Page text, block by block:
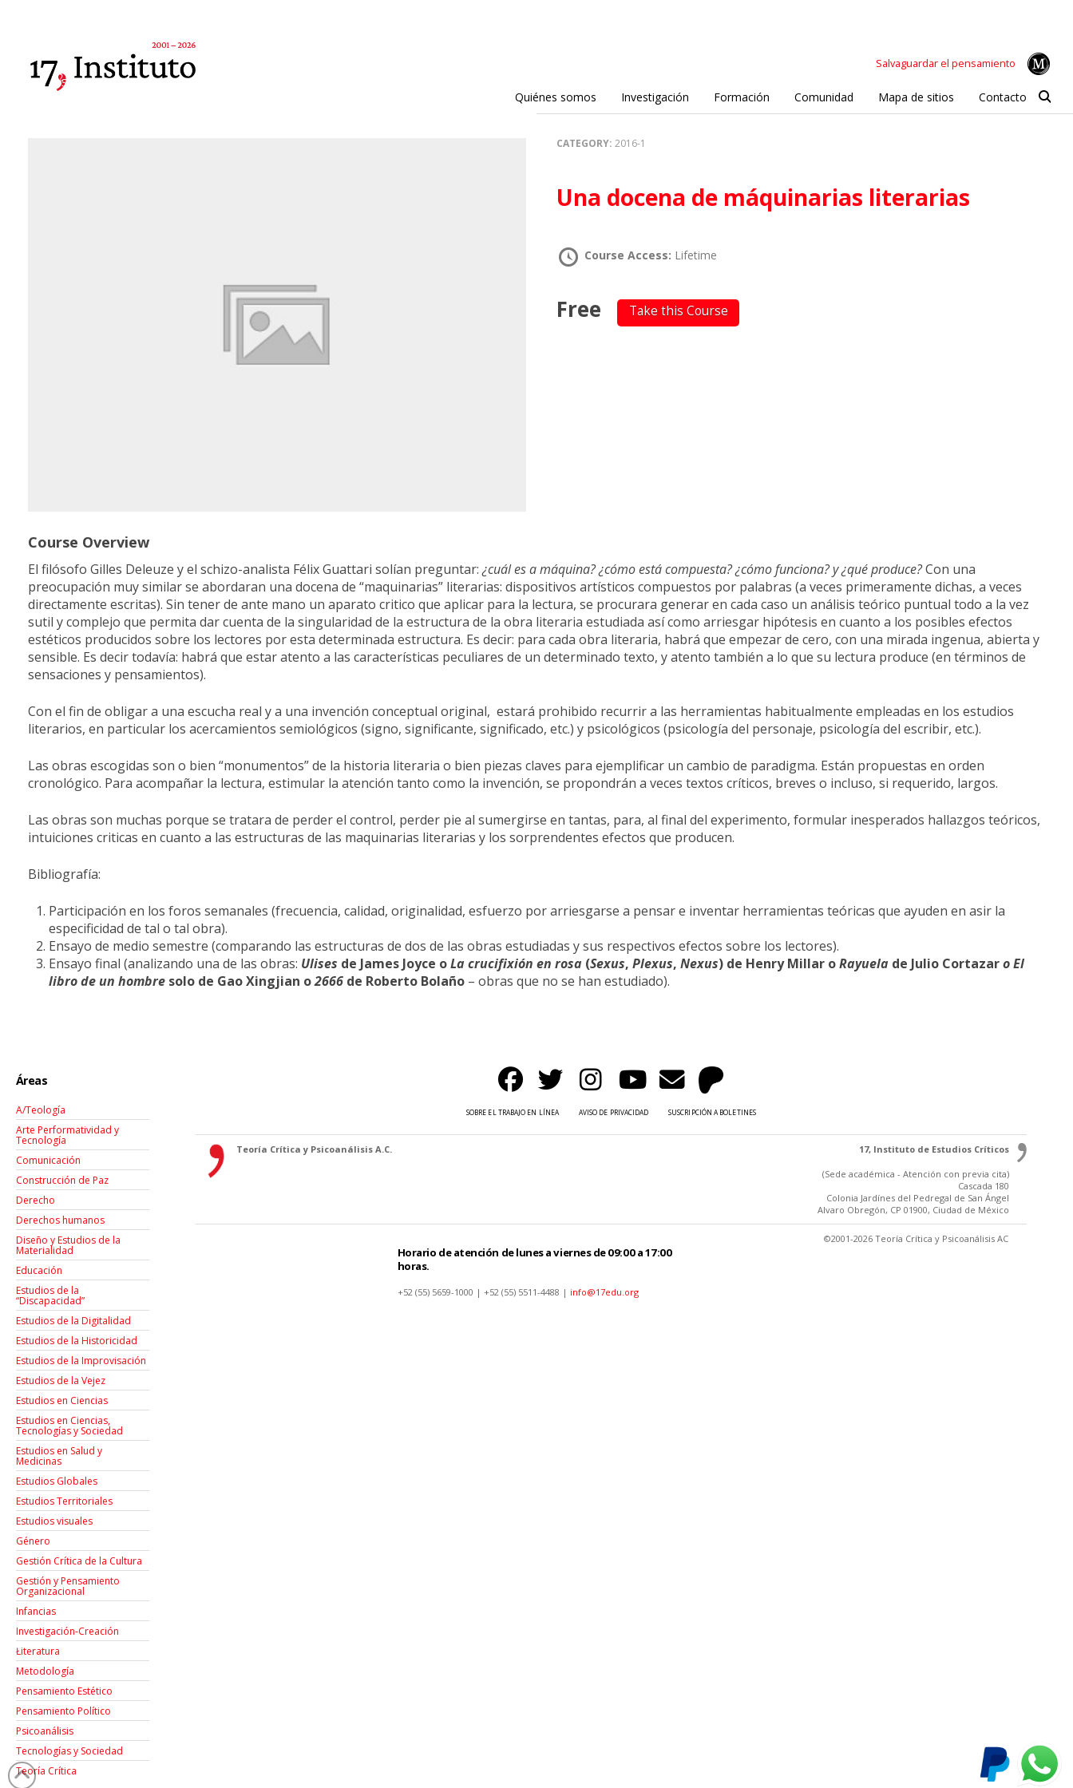
Salvaguardar el pensamiento
Quiénes somos Investigación Formación Comunidad Mapa de sitios Contacto
CATEGORY:2016-1
Una docena de máquinarias literarias
Course Access: Lifetime
Free Take this Course
Course Overview
El filósofo Gilles Deleuze y el schizo-analista Félix Guattari solían preguntar:¿cuál es a máquina? ¿cómo está compuesta? ¿cómo funciona? y ¿qué produce?Con una
preocupación muy similar se abordaran una docena de “maquinarias” literarias: dispositivos artísticos compuestos por palabras (a veces primeramente dichas, a veces
directamente escritas). Sin tener de ante mano un aparato critico que aplicar para la lectura, se procurara generar en cada caso un análisis teórico puntual todo a la vez
sutil y complejo que permita dar cuenta de la singularidad de la estructura de la obra literaria estudiada así como arriesgar hipótesis en cuanto a los posibles efectos
estéticos producidos sobre los lectores por esta determinada estructura. Es decir: para cada obra literaria, habrá que empezar de cero, con una mirada ingenua, abierta y
sensible. Es decir todavía: habrá que estar atento a las características peculiares de un determinado texto, y atento también a lo que su lectura produce (en términos de
sensaciones y pensamientos).
Con el fin de obligar a una escucha real y a una invención conceptual original, estará prohibido recurrir a las herramientas habitualmente empleadas en los estudios
literarios, en particular los acercamientos semiológicos (signo, significante, significado, etc.) y psicológicos (psicología del personaje, psicología del escribir, etc.).
Las obras escogidas son o bien “monumentos” de la historia literaria o bien piezas claves para ejemplificar un cambio de paradigma. Están propuestas en orden
cronológico. Para acompañar la lectura, estimular la atención tanto como la invención, se propondrán a veces textos críticos, breves o incluso, si requerido, largos.
Las obras son muchas porque se tratara de perder el control, perder pie al sumergirse en tantas, para, al final del experimento, formular inesperados hallazgos teóricos,
intuiciones criticas en cuanto a las estructuras de las maquinarias literarias y los sorprendentes efectos que producen.
Bibliografía:
Participación en los foros semanales (frecuencia, calidad, originalidad, esfuerzo por arriesgarse a pensar e inventar herramientas teóricas que ayuden en asir la
especificidad de tal o tal obra).
Ensayo de medio semestre (comparando las estructuras de dos de las obras estudiadas y sus respectivos efectos sobre los lectores).
Ensayo final (analizando una de las obras: Ulises de James Joyce oLa crucifixión en rosa (Sexus,Plexus,Nexus) de Henry Millar oRayuela de Julio Cortazaro El
libro de un hombre solo de Gao Xingjian o2666 de Roberto Bolaño – obras que no se han estudiado).
Áreas
A/Teología
Arte Performatividad y
Tecnología
Comunicación
Construcción de Paz
Derecho
Derechos humanos
Diseño y Estudios de la
Materialidad
Educación
Estudios de la
“Discapacidad”
Estudios de la Digitalidad
Estudios de la Historicidad
Estudios de la Improvisación
Estudios de la Vejez
Estudios en Ciencias
Estudios en Ciencias,
Tecnologías y Sociedad
Estudios en Salud y
Medicinas
Estudios Globales
Estudios Territoriales
Estudios visuales
Género
Gestión Crítica de la Cultura
Gestión y Pensamiento
Organizacional
Infancias
Investigación-Creación
Łiteratura
Metodología
Pensamiento Estético
Pensamiento Político
Psicoanálisis
Tecnologías y Sociedad
Teoría Crítica
SOBRE EL TRABAJO EN LÍNEA AVISO DE PRIVACIDAD SUSCRIPCIÓN A BOLETINES
Teoría Crítica y Psicoanálisis A.C. 17, Instituto de Estudios Críticos
(Sede académica - Atención con previa cita)
Cascada 180
Colonia Jardínes del Pedregal de San Ángel
Alvaro Obregón, CP 01900, Ciudad de México
Horario de atención de lunes a viernes de 09:00 a 17:00
horas.
+52 (55) 5659-1000 | +52 (55) 5511-4488 | info@17edu.org
©2001-2026 Teoría Crítica y Psicoanálisis AC